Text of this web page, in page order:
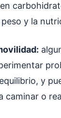
y la
y
caminar o